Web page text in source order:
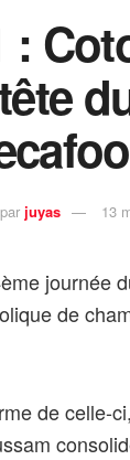
:
par juyas 13
journée
de
de celle-